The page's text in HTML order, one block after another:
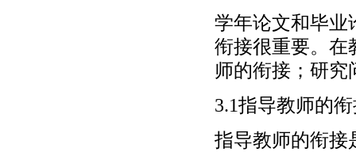
学年论文和毕业
衔接很重要。在
师的衔接；研究
3.1指导教师的
指导教师的衔接